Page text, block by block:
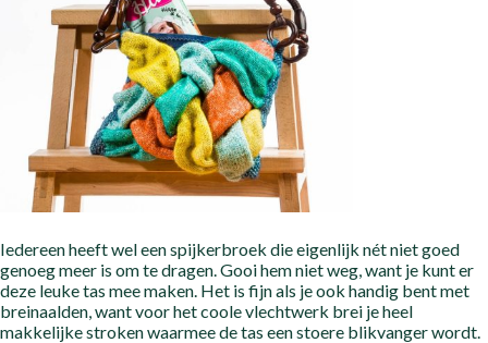
Iedereen heeft wel een spijkerbroek die eigenlijk nét niet goed
genoeg meer is om te dragen. Gooi hem niet weg, want je kunt er
deze leuke tas mee maken. Het is fijn als je ook handig bent met
breinaalden, want voor het coole vlechtwerk brei je heel
makkelijke stroken waarmee de tas een stoere blikvanger wordt.